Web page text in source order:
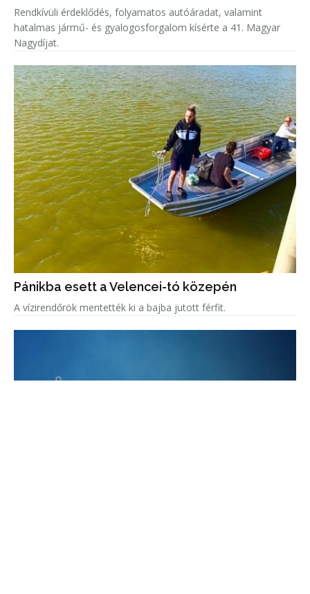
Rendkívüli érdeklődés, folyamatos autóáradat, valamint
hatalmas jármű- és gyalogosforgalom kísérte a 41. Magyar
Nagydíjat.
Pánikba esett a Velencei-tó közepén
A vízirendőrök mentették ki a bajba jutott férfit.